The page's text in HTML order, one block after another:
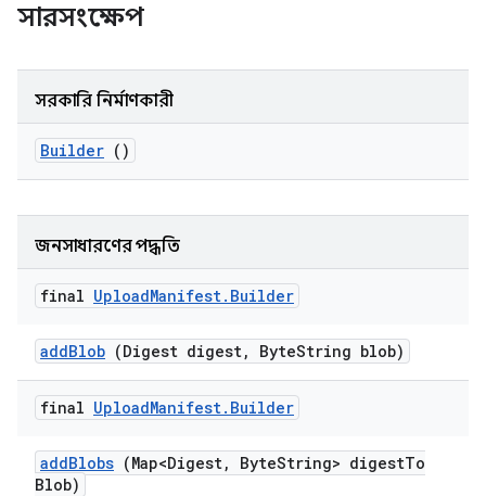
সারসংক্ষেপ
সরকারি নির্মাণকারী
Builder ()
জনসাধারণের পদ্ধতি
final UploadManifest. Builder
addBlob (Digest digest, ByteString blob)
final UploadManifest. Builder
addBlobs (Map<Digest, ByteString> digestTo
Blob)